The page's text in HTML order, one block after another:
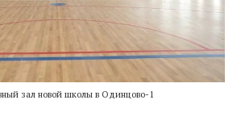
зал новой школы в Одинцово-1